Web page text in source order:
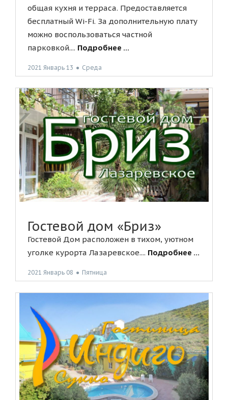
общая кухня и терраса. Предоставляется
бесплатный Wi-Fi. За дополнительную плату
можно воспользоваться частной
парковкой.... Подробнее ...
2021 Январь 13 ● Среда
Гостевой дом «Бриз»
Гостевой Дом расположен в тихом, уютном
уголке курорта Лазаревское.... Подробнее ...
2021 Январь 08 ● Пятница